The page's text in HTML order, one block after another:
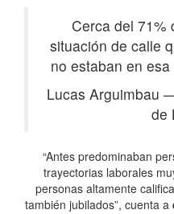
Cerca del 71%
situación de calle
no estaban en
Lucas Arguimbau
de
“Antes predominaban
trayectorias laborales
personas altamente
también jubilados”, cuenta a